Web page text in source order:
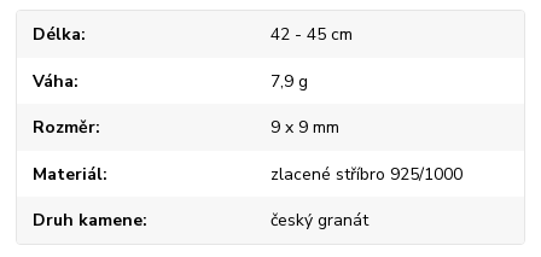
Délka 42 - 45 cm
Váha 7,9 g
Rozměr 9 x 9 mm
Materiál zlacené stříbro 925/1000
Druh kamene český granát